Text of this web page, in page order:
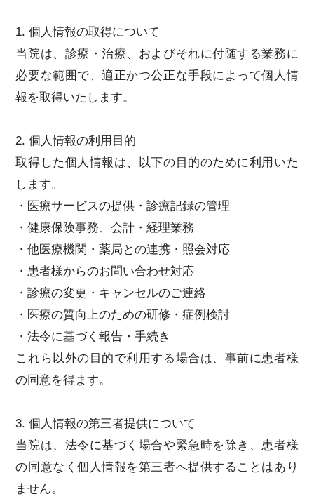
1. 個人情報の取得について
当院は、診療・治療、およびそれに付随する業務に
必要な範囲で、適正かつ公正な手段によって個人情
報を取得いたします。
2. 個人情報の利用目的
取得した個人情報は、以下の目的のために利用いた
します。
・医療サービスの提供・診療記録の管理
・健康保険事務、会計・経理業務
・他医療機関・薬局との連携・照会対応
・患者様からのお問い合わせ対応
・診療の変更・キャンセルのご連絡
・医療の質向上のための研修・症例検討
・法令に基づく報告・手続き
これら以外の目的で利用する場合は、事前に患者様
の同意を得ます。
3. 個人情報の第三者提供について
当院は、法令に基づく場合や緊急時を除き、患者様
の同意なく個人情報を第三者へ提供することはあり
ません。